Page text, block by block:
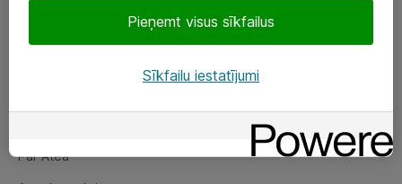
Par Atea
Par Atea
Pieņemt visus sīkfailus
Sīkfailu iestatījumi